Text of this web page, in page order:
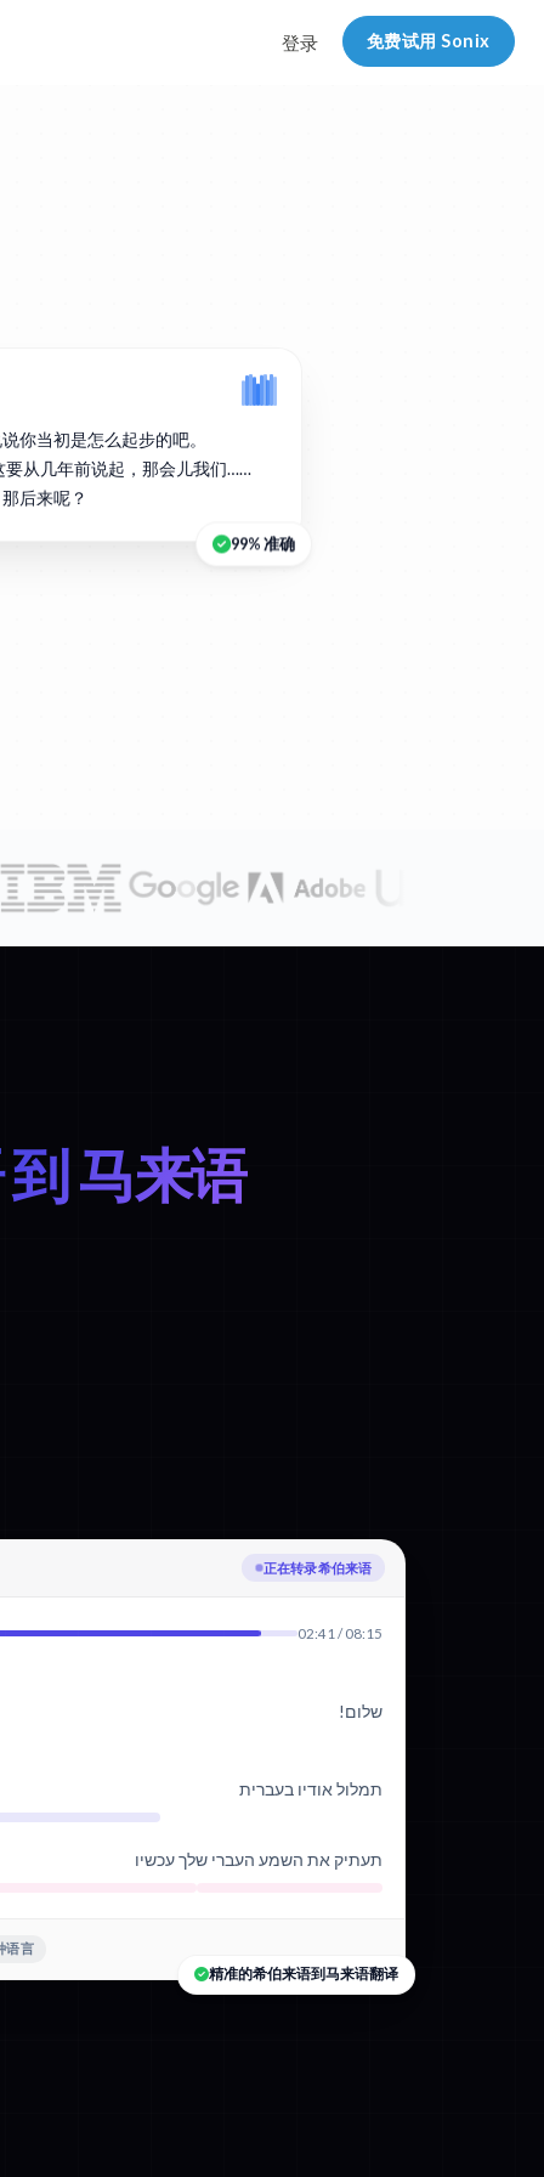
登录 免费试用 Sonix
你当初是怎么起步的吧。
要从几年前说起，那会儿我们……
后来呢？
99% 准确
马来语
正在转录希伯来语
02:41 / 08:15
שלום!
תמלול אודיו בעברית
תעתיק את השמע העברי שלך עכשיו
语言
精准的希伯来语到马来语翻译